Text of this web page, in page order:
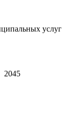
услуг
2045